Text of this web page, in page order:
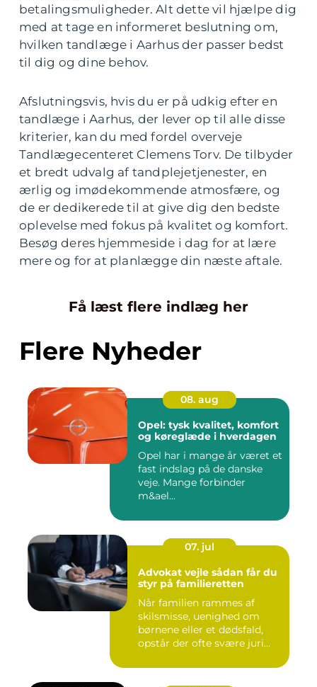
betalingsmuligheder. Alt dette vil hjælpe dig
med at tage en informeret beslutning om,
hvilken tandlæge i Aarhus der passer bedst
til dig og dine behov.
Afslutningsvis, hvis du er på udkig efter en
tandlæge i Aarhus, der lever op til alle disse
kriterier, kan du med fordel overveje
Tandlægecenteret Clemens Torv. De tilbyder
et bredt udvalg af tandplejetjenester, en
ærlig og imødekommende atmosfære, og
de er dedikerede til at give dig den bedste
oplevelse med fokus på kvalitet og komfort.
Besøg deres hjemmeside i dag for at lære
mere og for at planlægge din næste aftale.
Få læst flere indlæg her
Flere Nyheder
08. aug
Opel: tysk kvalitet, komfort
og køreglæde i hverdagen
Opel har i mange år været et
fast indslag på de danske
veje. Mange forbinder
m&ael...
07. jul
Advokat vejle sådan får du
styr på familieretten
Når familien rammes af
skilsmisse, uenighed om
børnene eller et dødsfald,
opstår der ofte svære juri...